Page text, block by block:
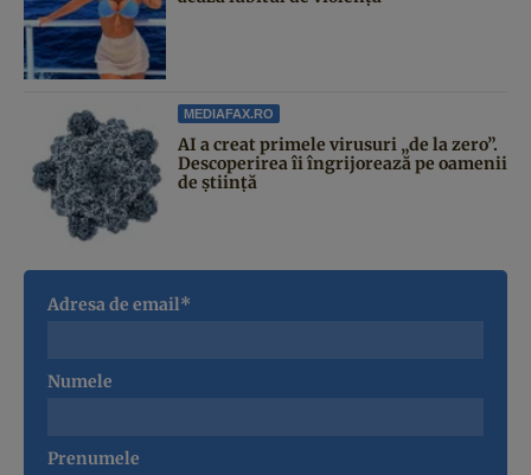
MEDIAFAX.RO
AI a creat primele virusuri „de la zero”.
Descoperirea îi îngrijorează pe oamenii
de știință
Adresa de email*
Numele
Prenumele